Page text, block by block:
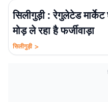
सिलीगुड़ी : रेगुलेटेड
मोड़ ले रहा है फर्जीवाड़ा
सिलीगुड़ी >